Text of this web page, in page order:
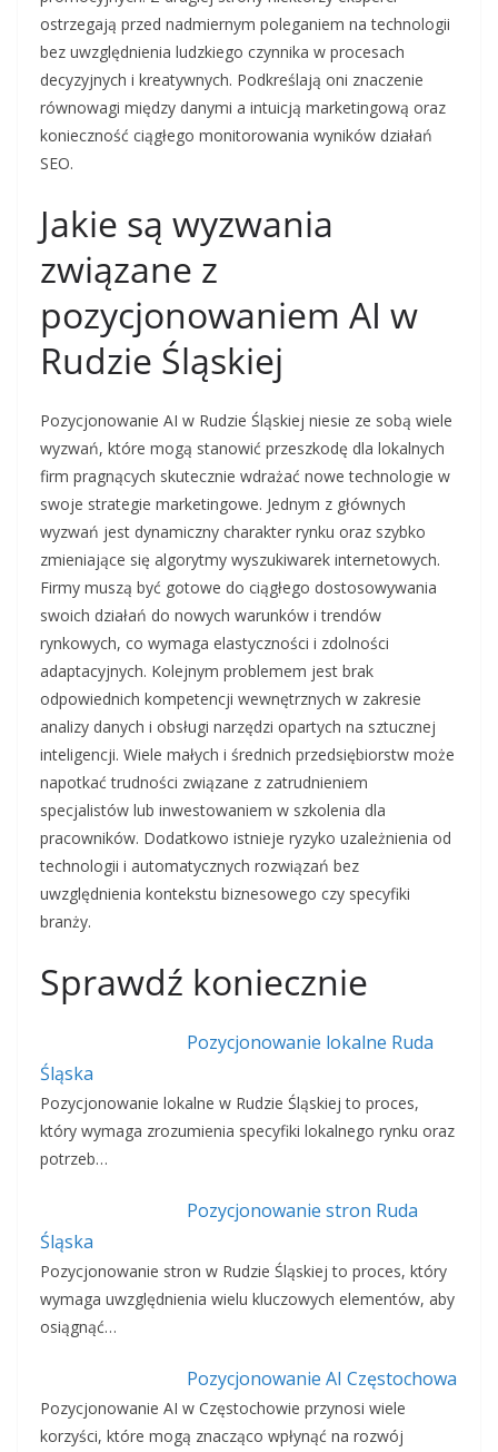
ostrzegają przed nadmiernym poleganiem na technologii
bez uwzględnienia ludzkiego czynnika w procesach
decyzyjnych i kreatywnych. Podkreślają oni znaczenie
równowagi między danymi a intuicją marketingową oraz
konieczność ciągłego monitorowania wyników działań
SEO.
Jakie są wyzwania
związane z
pozycjonowaniem AI w
Rudzie Śląskiej
Pozycjonowanie AI w Rudzie Śląskiej niesie ze sobą wiele
wyzwań, które mogą stanowić przeszkodę dla lokalnych
firm pragnących skutecznie wdrażać nowe technologie w
swoje strategie marketingowe. Jednym z głównych
wyzwań jest dynamiczny charakter rynku oraz szybko
zmieniające się algorytmy wyszukiwarek internetowych.
Firmy muszą być gotowe do ciągłego dostosowywania
swoich działań do nowych warunków i trendów
rynkowych, co wymaga elastyczności i zdolności
adaptacyjnych. Kolejnym problemem jest brak
odpowiednich kompetencji wewnętrznych w zakresie
analizy danych i obsługi narzędzi opartych na sztucznej
inteligencji. Wiele małych i średnich przedsiębiorstw może
napotkać trudności związane z zatrudnieniem
specjalistów lub inwestowaniem w szkolenia dla
pracowników. Dodatkowo istnieje ryzyko uzależnienia od
technologii i automatycznych rozwiązań bez
uwzględnienia kontekstu biznesowego czy specyfiki
branży.
Sprawdź koniecznie
Pozycjonowanie lokalne Ruda
Śląska
Pozycjonowanie lokalne w Rudzie Śląskiej to proces,
który wymaga zrozumienia specyfiki lokalnego rynku oraz
potrzeb…
Pozycjonowanie stron Ruda
Śląska
Pozycjonowanie stron w Rudzie Śląskiej to proces, który
wymaga uwzględnienia wielu kluczowych elementów, aby
osiągnąć…
Pozycjonowanie AI Częstochowa
Pozycjonowanie AI w Częstochowie przynosi wiele
korzyści, które mogą znacząco wpłynąć na rozwój